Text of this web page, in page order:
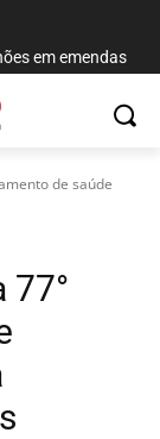
em emendas
de saúde
77°